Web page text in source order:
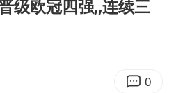
“上四休三”但要降薪1000元
级欧冠四强,,连续三
0